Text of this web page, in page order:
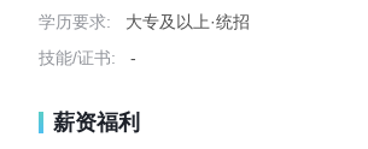
学历要求:
大专及以上·统招
技能/证书:
-
薪资福利